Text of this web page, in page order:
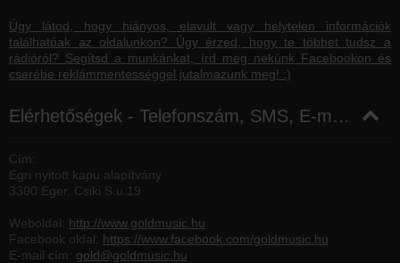
Úgy látod, hogy hiányos, elavult vagy helytelen információk
találhatóak az oldalunkon? Úgy érzed, hogy te többet tudsz a
rádióról? Segítsd a munkánkat, írd meg nekünk Facebookon és
cserébe reklámmentességgel jutalmazunk meg! :)
Elérhetőségek - Telefonszám, SMS, E-mail, Facebook
Cím:
Egri nyitott kapu alapítvány
3300 Eger, Csiki S.u.19
Weboldal: http://www.goldmusic.hu
Facebook oldal: https://www.facebook.com/goldmusic.hu
E-mail cím: gold@goldmusic.hu